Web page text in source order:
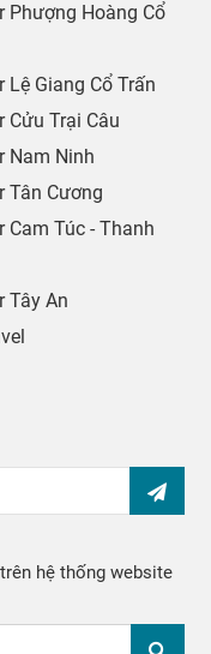
Phượng Hoàng Cổ
Lệ Giang Cổ Trấn
Cửu Trại Câu
Nam Ninh
Tân Cương
Cam Túc - Thanh
Tây An
hệ thống website